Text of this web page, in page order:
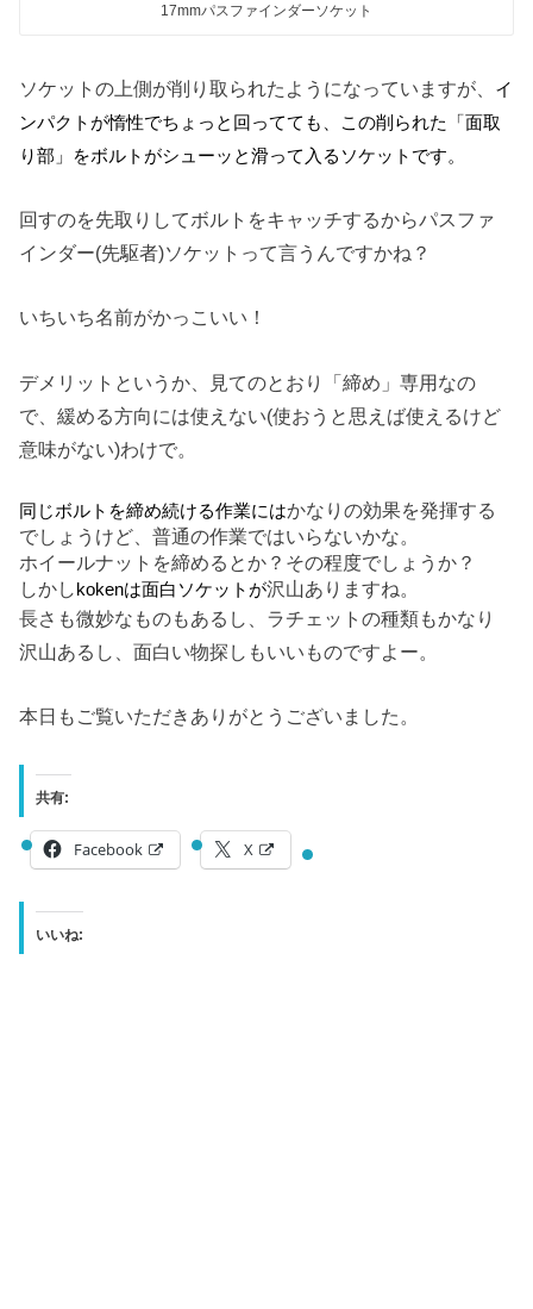
17mmパスファインダーソケット
ソケットの上側が削り取られたようになっていますが、 イ
ンパクトが惰性でちょっと回ってても、この削られた「面取
り部」をボルトがシューッと滑って入るソケットです。
回すのを先取りしてボルトをキャッチするからパスファ
インダー(先駆者)ソケットって言うんですかね？
いちいち名前がかっこいい！
デメリットというか、見てのとおり「締め」専用なの
で、緩める方向には使えない(使おうと思えば使えるけど
意味がない)わけで。
同じボルトを締め続ける作業にはかなりの効果を発揮する
でしょうけど、普通の作業ではいらないかな。
ホイールナットを締めるとか？その程度でしょうか？
しかし kokenは面白ソケットが沢山ありますね。
長さも微妙なものもあるし、ラチェットの種類もかなり
沢山あるし、面白い物探しもいいものですよー。
本日もご覧いただきありがとうございました。
共有:
Facebook X
いいね: